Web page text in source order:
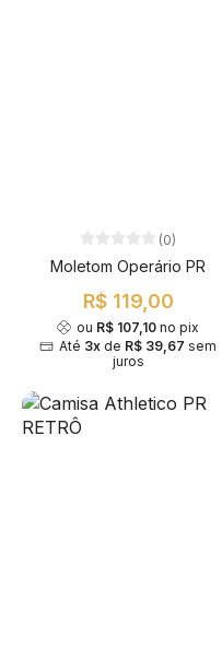
(0)
Moletom Operário PR
R$ 119,00
ou R$ 107,10 no pix
Até 3x de R$ 39,67 sem
juros